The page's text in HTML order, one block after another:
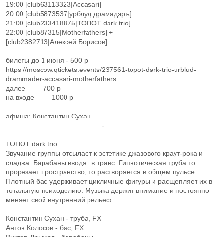
19:00 [club63113323|Accasari]
20:00 [club5873537|урблуд драмадэръ]
21:00 [club233418875|ТОПОТ dark trio]
22:00 [club87315|Motherfathers] +
[club2382713|Алексей Борисов]
билеты до 1 июня - 500 р
https://moscow.qtickets.events/237561-topot-dark-trio-urblud-
drammader-accasari-motherfathers
далее —— 700 р
на входе —— 1000 р
афиша: Константин Сухан
——————————————-
ТОПОТ dark trio
Звучание группы отсылает к эстетике джазового краут-рока и
сладжа. Барабаны вводят в транс. Гипнотическая труба то
прорезает пространство, то растворяется в общем пульсе.
Плотный бас удерживает цикличные фигуры и расщепляет их в
тотальную психоделию. Музыка держит внимание и постоянно
меняет свой внутренний рельеф.
Константин Сухан - труба, FX
Антон Колосов - бас, FX